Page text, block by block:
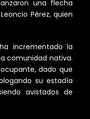
una flecha
Pérez, quien
incrementado la
comunidad nativa.
dado que
su estadía
avistados de